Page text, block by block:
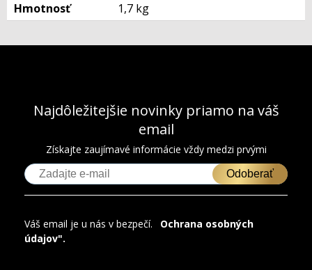
Hmotnosť
1,7 kg
Najdôležitejšie novinky priamo na váš
email
Získajte zaujímavé informácie vždy medzi prvými
Odoberať
Váš email je u nás v bezpečí.
Ochrana osobných
údajov".